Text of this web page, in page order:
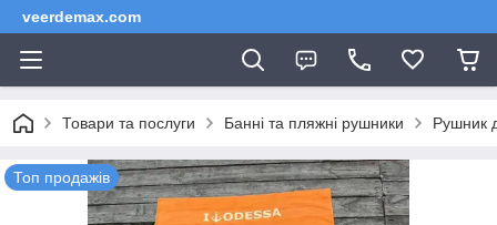
veerdemax.com
Товари та послуги Банні та пляжні рушники Рушник
Топ продажів